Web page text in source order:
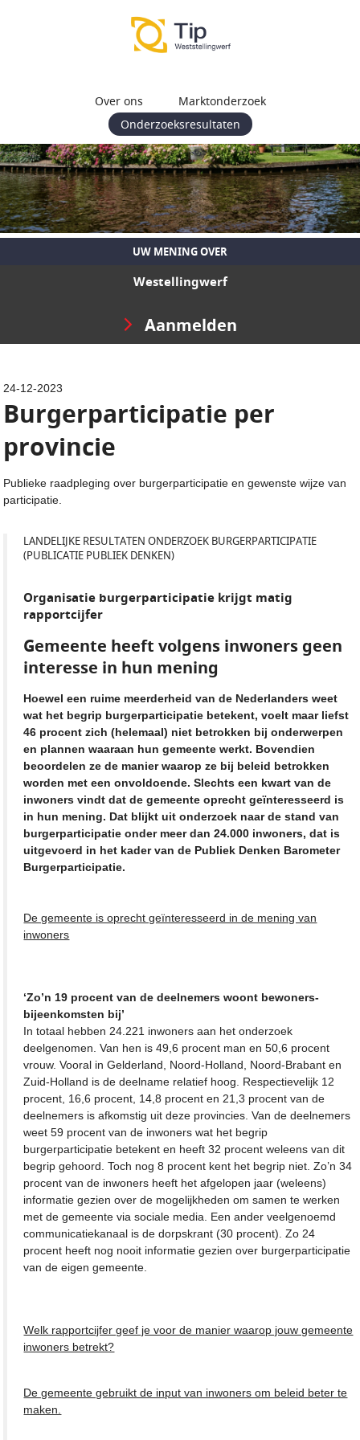
Over ons
Marktonderzoek
Onderzoeksresultaten
UW MENING OVER
Westellingwerf
Aanmelden
24-12-2023
Burgerparticipatie per
provincie
Publieke raadpleging over burgerparticipatie en gewenste wijze van
participatie.
LANDELIJKE RESULTATEN ONDERZOEK BURGERPARTICIPATIE
(PUBLICATIE PUBLIEK DENKEN)
Organisatie burgerparticipatie krijgt matig
rapportcijfer
Gemeente heeft volgens inwoners geen
interesse in hun mening
Hoewel een ruime meerderheid van de Nederlanders weet
wat het begrip burgerparticipatie betekent, voelt maar liefst
46 procent zich (helemaal) niet betrokken bij onderwerpen
en plannen waaraan hun gemeente werkt. Bovendien
beoordelen ze de manier waarop ze bij beleid betrokken
worden met een onvoldoende. Slechts een kwart van de
inwoners vindt dat de gemeente oprecht geïnteresseerd is
in hun mening. Dat blijkt uit onderzoek naar de stand van
burgerparticipatie onder meer dan 24.000 inwoners, dat is
uitgevoerd in het kader van de Publiek Denken Barometer
Burgerparticipatie.
De gemeente is oprecht geïnteresseerd in de mening van
inwoners
‘Zo’n 19 procent van de deelnemers woont bewoners-
bijeenkomsten bij’
In totaal hebben 24.221 inwoners aan het onderzoek
deelgenomen. Van hen is 49,6 procent man en 50,6 procent
vrouw. Vooral in Gelderland, Noord-Holland, Noord-Brabant en
Zuid-Holland is de deelname relatief hoog. Respectievelijk 12
procent, 16,6 procent, 14,8 procent en 21,3 procent van de
deelnemers is afkomstig uit deze provincies. Van de deelnemers
weet 59 procent van de inwoners wat het begrip
burgerparticipatie betekent en heeft 32 procent weleens van dit
begrip gehoord. Toch nog 8 procent kent het begrip niet. Zo’n 34
procent van de inwoners heeft het afgelopen jaar (weleens)
informatie gezien over de mogelijkheden om samen te werken
met de gemeente via sociale media. Een ander veelgenoemd
communicatiekanaal is de dorpskrant (30 procent). Zo 24
procent heeft nog nooit informatie gezien over burgerparticipatie
van de eigen gemeente.
Welk rapportcijfer geef je voor de manier waarop jouw gemeente
inwoners betrekt?
De gemeente gebruikt de input van inwoners om beleid beter te
maken.